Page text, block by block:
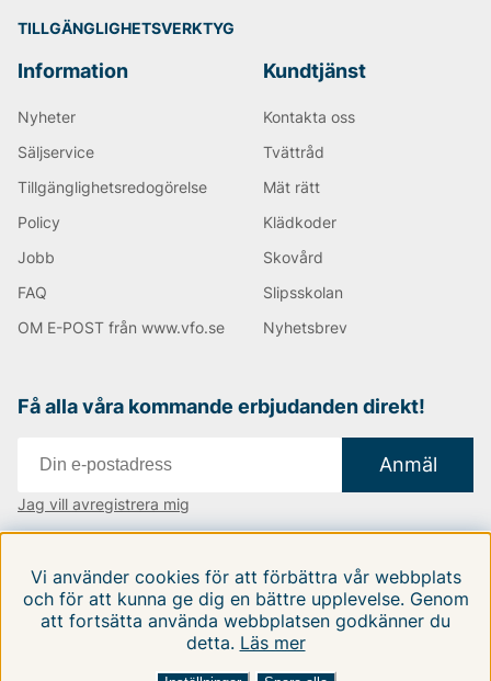
TILLGÄNGLIGHETSVERKTYG
Information
Nyheter
Säljservice
Tillgänglighetsredogörelse
Policy
Jobb
FAQ
OM E-POST från www.vfo.se
Kundtjänst
Kontakta oss
Tvättråd
Mät rätt
Klädkoder
Skovård
Slipsskolan
Nyhetsbrev
Få alla våra kommande erbjudanden direkt!
Anmäl
Jag vill avregistrera mig
Följ oss på våra sociala medier
Vi använder cookies för att förbättra vår webbplats
och för att kunna ge dig en bättre upplevelse. Genom
att fortsätta använda webbplatsen godkänner du
detta. Läs mer